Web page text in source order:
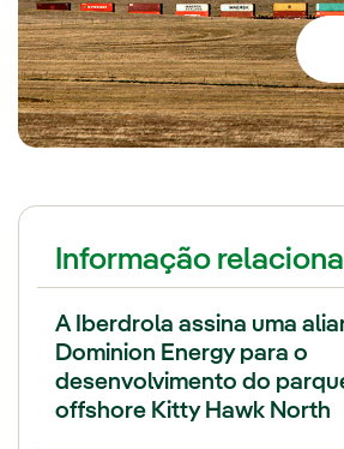
Informação
A Iberdrola assina uma
Dominion Energy para o
desenvolvimento do
offshore Kitty Hawk North